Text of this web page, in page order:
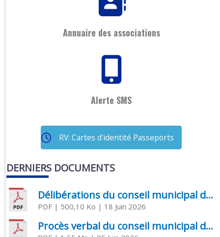
Annuaire des associations
Alerte SMS
RV: Cartes d'identité Passeports
DERNIERS DOCUMENTS
Délibérations du conseil municipal du 18 juin 2026
PDF| 500,10 Ko | 18 Juin 2026
Procès verbal du conseil municipal du 05 juin 2026